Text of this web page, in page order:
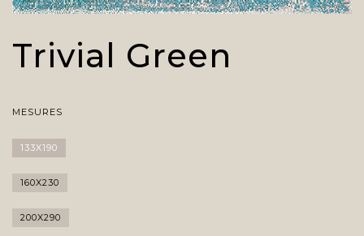
Trivial Green
MESURES
133X190
160X230
200X290